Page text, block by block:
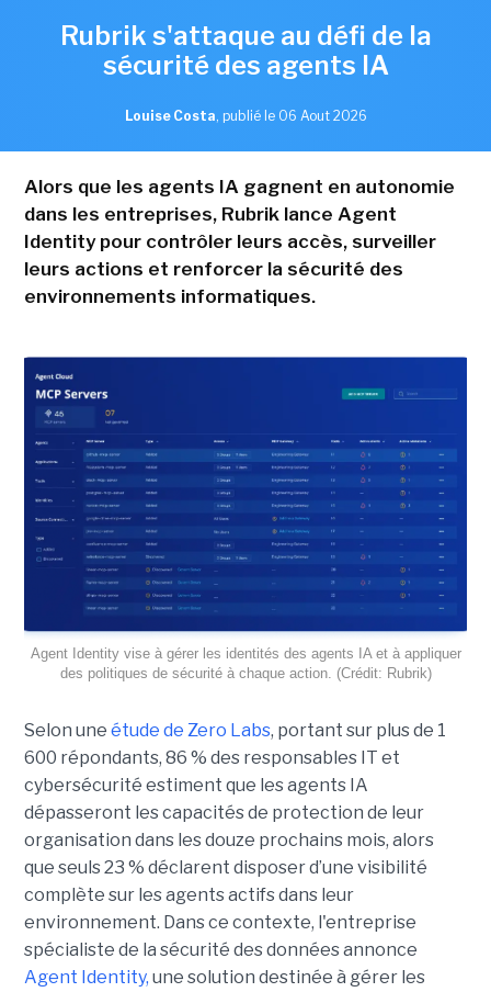
Rubrik s'attaque au défi de la
sécurité des agents IA
Louise Costa, publié le 06 Aout 2026
Alors que les agents IA gagnent en autonomie
dans les entreprises, Rubrik lance Agent
Identity pour contrôler leurs accès, surveiller
leurs actions et renforcer la sécurité des
environnements informatiques.
Agent Identity vise à gérer les identités des agents IA et à appliquer
des politiques de sécurité à chaque action. (Crédit: Rubrik)
Selon une étude de Zero Labs, portant sur plus de 1
600 répondants, 86 % des responsables IT et
cybersécurité estiment que les agents IA
dépasseront les capacités de protection de leur
organisation dans les douze prochains mois, alors
que seuls 23 % déclarent disposer d’une visibilité
complète sur les agents actifs dans leur
environnement. Dans ce contexte, l'entreprise
spécialiste de la sécurité des données annonce
Agent Identity, une solution destinée à gérer les